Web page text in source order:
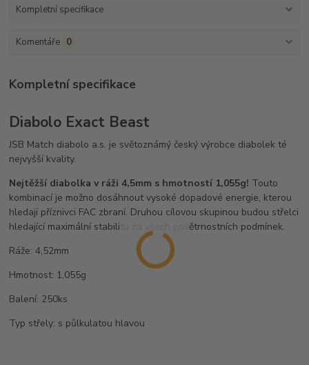
Kompletní specifikace
Komentáře 0
Kompletní specifikace
Diabolo Exact Beast
JSB Match diabolo a.s. je světoznámý český výrobce diabolek té
nejvyšší kvality.
Nejtěžší diabolka v ráži 4,5mm s hmotností 1,055g! Touto
kombinací je možno dosáhnout vysoké dopadové energie, kterou
hledají příznivci FAC zbraní. Druhou cílovou skupinou budou střelci
hledající maximální stabilitu za všech povětrnostních podmínek.
Ráže: 4,52mm
Hmotnost: 1,055g
Balení: 250ks
Typ střely: s půlkulatou hlavou